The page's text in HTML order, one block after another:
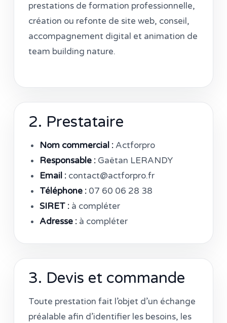
prestations de formation professionnelle,
création ou refonte de site web, conseil,
accompagnement digital et animation de
team building nature.
2. Prestataire
Nom commercial : Actforpro
Responsable : Gaëtan LERANDY
Email : contact@actforpro.fr
Téléphone : 07 60 06 28 38
SIRET : à compléter
Adresse : à compléter
3. Devis et commande
Toute prestation fait l’objet d’un échange
préalable afin d’identifier les besoins, les